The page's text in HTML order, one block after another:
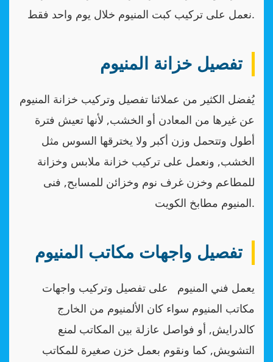
نعمل على تركيب كبت المنيوم خلال يوم واحد فقط.
تفصيل خزانة المنيوم
يُفضل الكثير من عملائنا تفصيل وتركيب خزانة المنيوم
عن غيرها من المعادن أو الخشب, لأنها تعيش فترة
أطول وتتحمل وزن أكبر ولا يخترقها السوس مثل
الخشب, ونعمل على تركيب خزانة ملابس وخزانة
للمطاعم وخزن غرف نوم وخزائن للمسابح, فنى
المنيوم مطابخ الكويت.
تفصيل واجهات مكاتب المنيوم
يعمل فني المنيوم على تفصيل وتركيب واجهات
مكاتب المنيوم سواء كان الألمنيوم من الخارج
كالدرايش, أو فواصل عازلة بين المكاتب لمنع
التشويش, كما ونقوم بعمل خزن صغيرة للمكاتب